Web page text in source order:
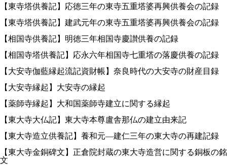
【東寺塔供養記】応徳三年の東寺五重塔婆再興供養会の記録
【東寺塔供養記】建武元年の東寺五重塔婆再興供養会の記録
【相国寺供養記】明徳三年相国寺慶讃供養の記録
【相国寺塔供養記】応永六年相国寺七重塔の落慶供養の記録
【大安寺伽藍縁起流記資財帳】奈良時代の大安寺の財産目録
【大安寺縁起】大安寺の縁起
【薬師寺縁起】大和国薬師寺建立に関する縁起
【東大寺大仏記】東大寺本尊盧舎那仏の建立由来記
【東大寺造立供養記】養和元—建仁三年の東大寺の再建記録
【東大寺金銅碑文】正倉院封蔵の東大寺造営に関する銅板の銘
文